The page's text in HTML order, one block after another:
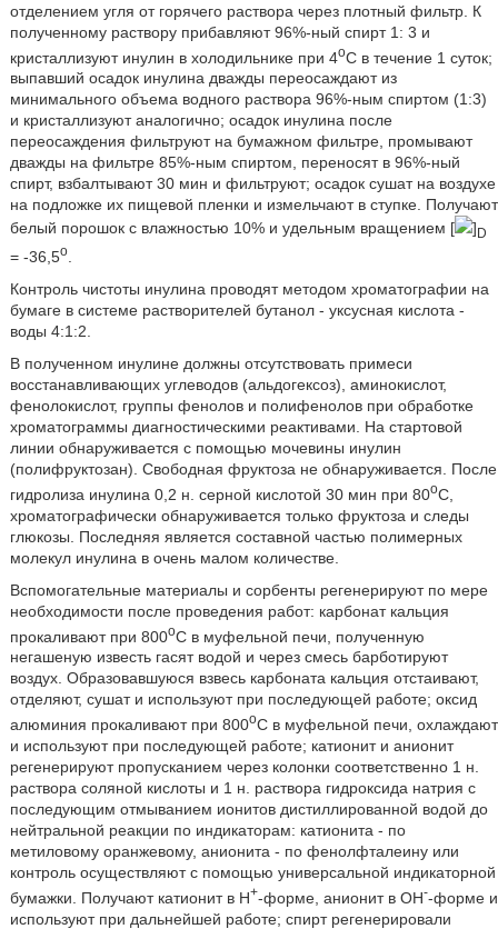
отделением угля от горячего раствора через плотный фильтр. К
полученному раствору прибавляют 96%-ный спирт 1: 3 и
кристаллизуют инулин в холодильнике при 4oC в течение 1 суток;
выпавший осадок инулина дважды переосаждают из
минимального объема водного раствора 96%-ным спиртом (1:3)
и кристаллизуют аналогично; осадок инулина после
переосаждения фильтруют на бумажном фильтре, промывают
дважды на фильтре 85%-ным спиртом, переносят в 96%-ный
спирт, взбалтывают 30 мин и фильтруют; осадок сушат на воздухе
на подложке их пищевой пленки и измельчают в ступке. Получают
белый порошок с влажностью 10% и удельным вращением [
] D
= -36,5o.
Контроль чистоты инулина проводят методом хроматографии на
бумаге в системе растворителей бутанол - уксусная кислота -
воды 4:1:2.
В полученном инулине должны отсутствовать примеси
восстанавливающих углеводов (альдогексоз), аминокислот,
фенолокислот, группы фенолов и полифенолов при обработке
хроматограммы диагностическими реактивами. На стартовой
линии обнаруживается с помощью мочевины инулин
(полифруктозан). Свободная фруктоза не обнаруживается. После
гидролиза инулина 0,2 н. серной кислотой 30 мин при 80oC,
хроматографически обнаруживается только фруктоза и следы
глюкозы. Последняя является составной частью полимерных
молекул инулина в очень малом количестве.
Вспомогательные материалы и сорбенты регенерируют по мере
необходимости после проведения работ: карбонат кальция
прокаливают при 800oC в муфельной печи, полученную
негашеную известь гасят водой и через смесь барботируют
воздух. Образовавшуюся взвесь карбоната кальция отстаивают,
отделяют, сушат и используют при последующей работе; оксид
алюминия прокаливают при 800oC в муфельной печи, охлаждают
и используют при последующей работе; катионит и анионит
регенерируют пропусканием через колонки соответственно 1 н.
раствора соляной кислоты и 1 н. раствора гидроксида натрия с
последующим отмыванием ионитов дистиллированной водой до
нейтральной реакции по индикаторам: катионита - по
метиловому оранжевому, анионита - по фенолфталеину или
контроль осуществляют с помощью универсальной индикаторной
бумажки. Получают катионит в H+-форме, анионит в OH--форме и
используют при дальнейшей работе; спирт регенерировали